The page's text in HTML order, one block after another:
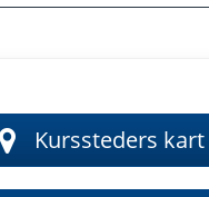
Kurssteders kart